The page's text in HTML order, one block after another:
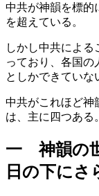
中共が神韻を標的
を超えている。
しかし中共によ
っており、各国の
としかできていな
中共がこれほど神
は、主に四つある。
一 神韻の
日の下にさ